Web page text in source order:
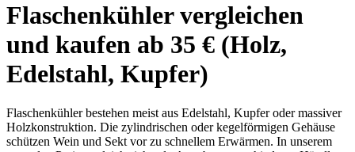
Flaschenkühler vergleichen
und kaufen ab 35 € (Holz,
Edelstahl, Kupfer)
Flaschenkühler bestehen meist aus Edelstahl, Kupfer oder massiver
Holzkonstruktion. Die zylindrischen oder kegelförmigen Gehäuse
schützen Wein und Sekt vor zu schnellem Erwärmen. In unserem